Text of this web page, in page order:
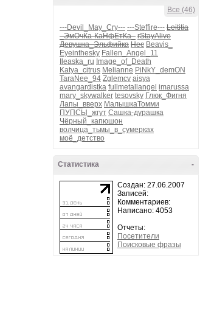
Все (46)
---Devil_May_Cry--- ---Steffire--- Leititia
_ЭмОчКа-КаНфЕтКа_ rStayAlive
Девушка_Эльфийка Нес Beavis_
Eyeinthesky Fallen_Angel_11
Ileaska_ru Image_of_Death
Katya_citrus Melianne PiNkY_demON
TaraNee_94 Zglemcv aisya
avangardistka fullmetallangel imarussa
mary_skywalker tesovsky Глюк_Фигня
Лапы_вверх МалышкаТомми
ПУПСЫ_жгут Сашка-дурашка
Чёрный_капюшон
волчица_тьмы_в_сумерках
моё_детство
-
Статистика
Создан: 27.06.2007
Записей:
Комментариев:
Написано: 4053
Отчеты:
Посетители
Поисковые фразы